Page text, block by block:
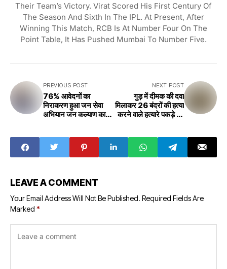
Their Team’s Victory. Virat Scored His First Century Of
The Season And Sixth In The IPL. At Present, After
Winning This Match, RCB Is At Number Four On The
Point Table, It Has Pushed Mumbai To Number Five.
PREVIOUS POST
76% आवेदनों का
निराकरण हुआ जन सेवा
अभियान जन कल्याण का
applications have
been resolved,
public service
great sacrifice
for public welfare
- Chief Minister
NEXT POST
गुड़ में दीमक की दवा
मिलाकर 26 बंदरों की हत्या
करने वाले हत्यारे पकड़े गए
mixing termite
medicine in
jaggery were
LEAVE A COMMENT
Your Email Address Will Not Be Published. Required Fields Are
Marked *